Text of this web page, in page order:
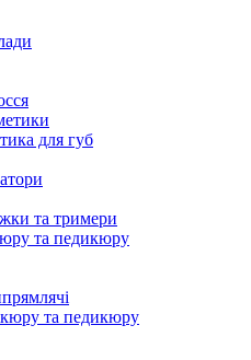
для губ
та тримери
та педикюру
та педикюру